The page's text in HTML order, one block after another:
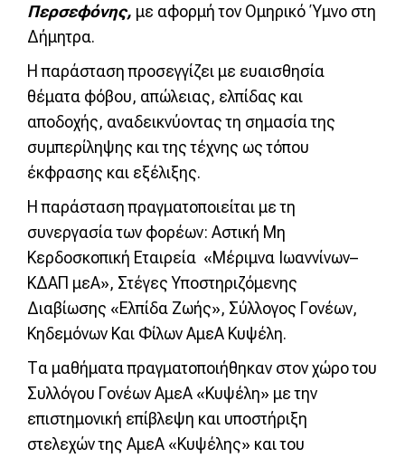
Περσεφόνης, με αφορμή τον Ομηρικό Ύμνο στη
Δήμητρα.
Η παράσταση προσεγγίζει με ευαισθησία
θέματα φόβου, απώλειας, ελπίδας και
αποδοχής, αναδεικνύοντας τη σημασία της
συμπερίληψης και της τέχνης ως τόπου
έκφρασης και εξέλιξης.
Η παράσταση πραγματοποιείται με τη
συνεργασία των φορέων: Αστική Μη
Κερδοσκοπική Εταιρεία «Μέριμνα Ιωαννίνων–
ΚΔΑΠ μεΑ», Στέγες Υποστηριζόμενης
Διαβίωσης «Ελπίδα Ζωής», Σύλλογος Γονέων,
Κηδεμόνων Και Φίλων ΑμεΑ Κυψέλη.
Τα μαθήματα πραγματοποιήθηκαν στον χώρο του
Συλλόγου Γονέων ΑμεΑ «Κυψέλη» με την
επιστημονική επίβλεψη και υποστήριξη
στελεχών της ΑμεΑ «Κυψέλης» και του